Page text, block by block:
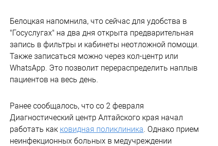
Белоцкая напомнила, что сейчас для удобства в
"Госуслугах" на два дня открыта предварительная
запись в фильтры и кабинеты неотложной помощи.
Также записаться можно через кол-центр или
WhatsApp. Это позволит перераспределить наплыв
пациентов на весь день.
Ранее сообщалось, что со 2 февраля
Диагностический центр Алтайского края начал
работать как ковидная поликлиника. Однако прием
неинфекционных больных в медучреждении